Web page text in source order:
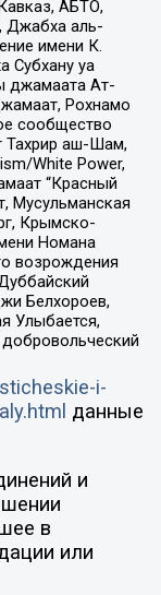
АБТО,
Джабха аль-
имени К.
Субхану уа
джамаата Ат-
Рохнамо
сообщество
Тахрир аш-Шам,
White Power,
“Красный
Мусульманская
Крымско-
Номана
возрождения
Белхороев,
Улыбается,
i-
данные
и
в
или